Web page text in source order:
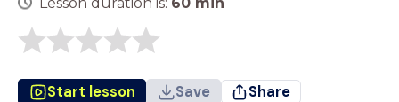
Start lesson Save Share